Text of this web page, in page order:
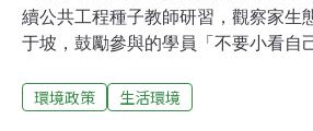
續公共工程種子教師研習，觀察家生
于坡，鼓勵參與的學員「不要小看自
程委員會今年首次針對教育推廣者辦
環境政策 生活環境